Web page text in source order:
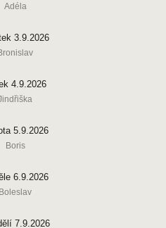
Adéla
3.9.2026
4.9.2026
5.9.2026
Boris
6.9.2026
Boleslav
7.9.2026